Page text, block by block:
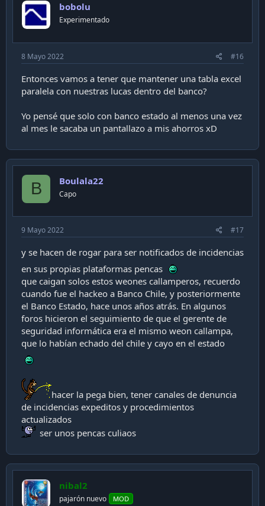
bobolu
Experimentado
8 Mayo 2022 #16
Entonces vamos a tener que mantener una tabla excel
paralela con nuestras lucas dentro del banco?
Yo pensé que solo con banco estado al menos una vez
al mes le sacaba un pantallazo a mis ahorros xD
B Boulala22
Capo
9 Mayo 2022 #17
y se hacen de rogar para ser notificados de incidencias
en sus propias plataformas pencas
que caigan solos estos weones callamperos, recuerdo
cuando fue el hackeo a Banco Chile, y posteriormente
el Banco Estado, hace unos años atrás. En algunos
foros hicieron el seguimiento de que el gerente de
seguridad informática era el mismo weon callampa,
que lo habían echado del chile y cayo en el estado
hacer la pega bien, tener canales de denuncia
de incidencias expeditos y procedimientos
actualizados
ser unos pencas culiaos
nibal2
pajarón nuevo MOD